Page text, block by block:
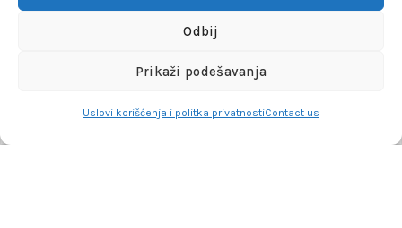
Odbij
Prikaži podešavanja
Uslovi korišćenja i politka privatnostiContact us
Zamena artikla
Dodaj u korpu